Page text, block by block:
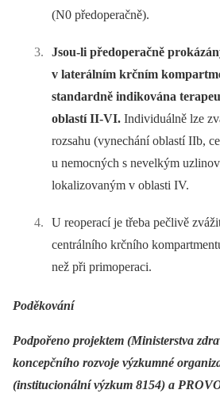
(N0 předoperačně).
Jsou-li předoperačně
v laterálním krčním
standardně indikována
oblastí II-VI. Individuálně lze
rozsahu (vynechání oblastí IIb,
u nemocných s nevelkým
lokalizovaným v oblasti IV.
U reoperací je třeba pečlivě
centrálního krčního
než při primoperaci.
Poděkování
Podpořeno projektem (Ministerstva
koncepčního rozvoje výzkumné
(institucionální výzkum 8154) a